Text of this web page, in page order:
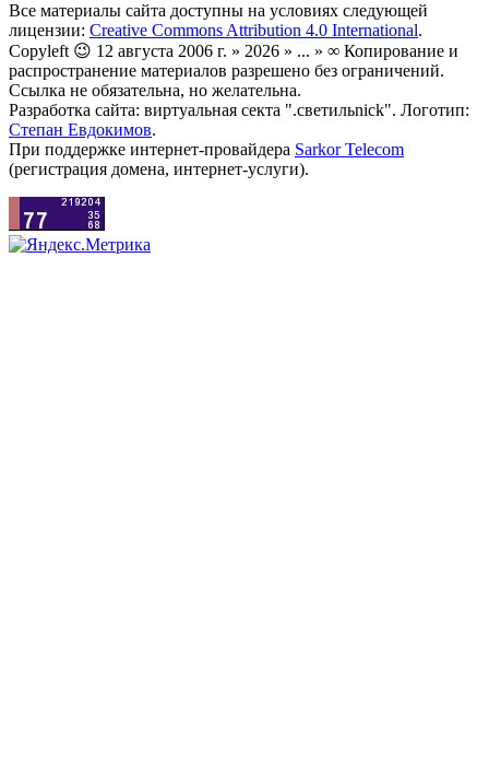
Все материалы сайта доступны на условиях следующей
лицензии: Creative Commons Attribution 4.0 International.
Copyleft 😉 12 августа 2006 г. » 2026 » ... » ∞ Копирование и
распространение материалов разрешено без ограничений.
Ссылка не обязательна, но желательна.
Разработка сайта: виртуальная секта ".светильnick". Логотип:
Степан Евдокимов.
При поддержке интернет-провайдера Sarkor Telecom
(регистрация домена, интернет-услуги).